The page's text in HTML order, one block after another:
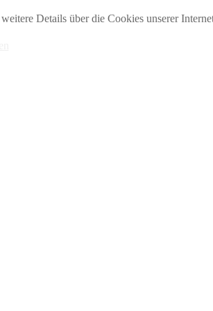
Details über die Cookies unserer